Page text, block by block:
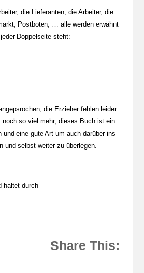
die Lieferanten, die Arbeiter, die
Postboten, … alle werden erwähnt
Doppelseite steht:
die Erzieher fehlen leider.
noch so viel mehr, dieses Buch ist ein
und eine gute Art um auch darüber ins
und selbst weiter zu überlegen.
haltet durch
Share This: